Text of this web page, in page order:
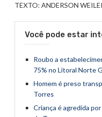
TEXTO: ANDERSON
Você pode estar
Roubo a
75% no Litoral Norte
Homem é preso
Torres
Criança é agredida